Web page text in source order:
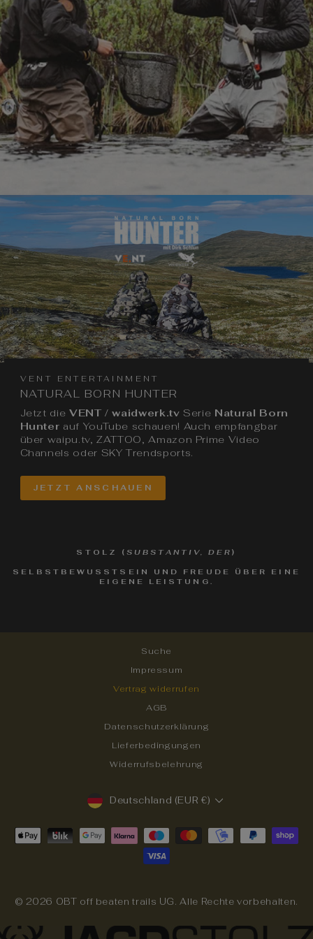
VENT ENTERTAINMENT
NATURAL BORN HUNTER
Jetzt die VENT / waidwerk.tv Serie Natural Born
Hunter auf YouTube schauen! Auch empfangbar
über waipu.tv, ZATTOO, Amazon Prime Video
Channels oder SKY Trendsports.
JETZT ANSCHAUEN
STOLZ (SUBSTANTIV, DER)
SELBSTBEWUSSTSEIN UND FREUDE ÜBER EINE E
IGENE LEISTUNG.
Suche
Impressum
Vertrag widerrufen
AGB
Datenschutzerklärung
Lieferbedingungen
Widerrufsbelehrung
WÄHRUNG
Deutschland (EUR €)
© 2026 OBT off beaten trails UG. Alle Rechte vorbehalten.